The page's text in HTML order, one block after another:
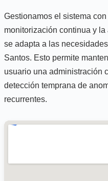
Gestionamos el sistema
monitorización continua y
se adapta a las
Santos. Esto permite
usuario una administración
detección temprana de
recurrentes.